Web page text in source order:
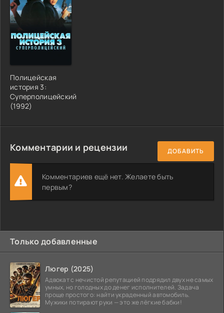
Полицейская
история 3:
Суперполицейский
(1992)
Комментарии и рецензии ДОБАВИТЬ
Комментариев ещё нет. Желаете быть
первым?
Только добавленные
Люгер (2025)
Адвокат с нечистой репутацией подрядил двух не самых
умных, но голодных до денег исполнителей. Задача
проще простого: найти украденный автомобиль.
Мужики потирают руки — это же лёгкие бабки!